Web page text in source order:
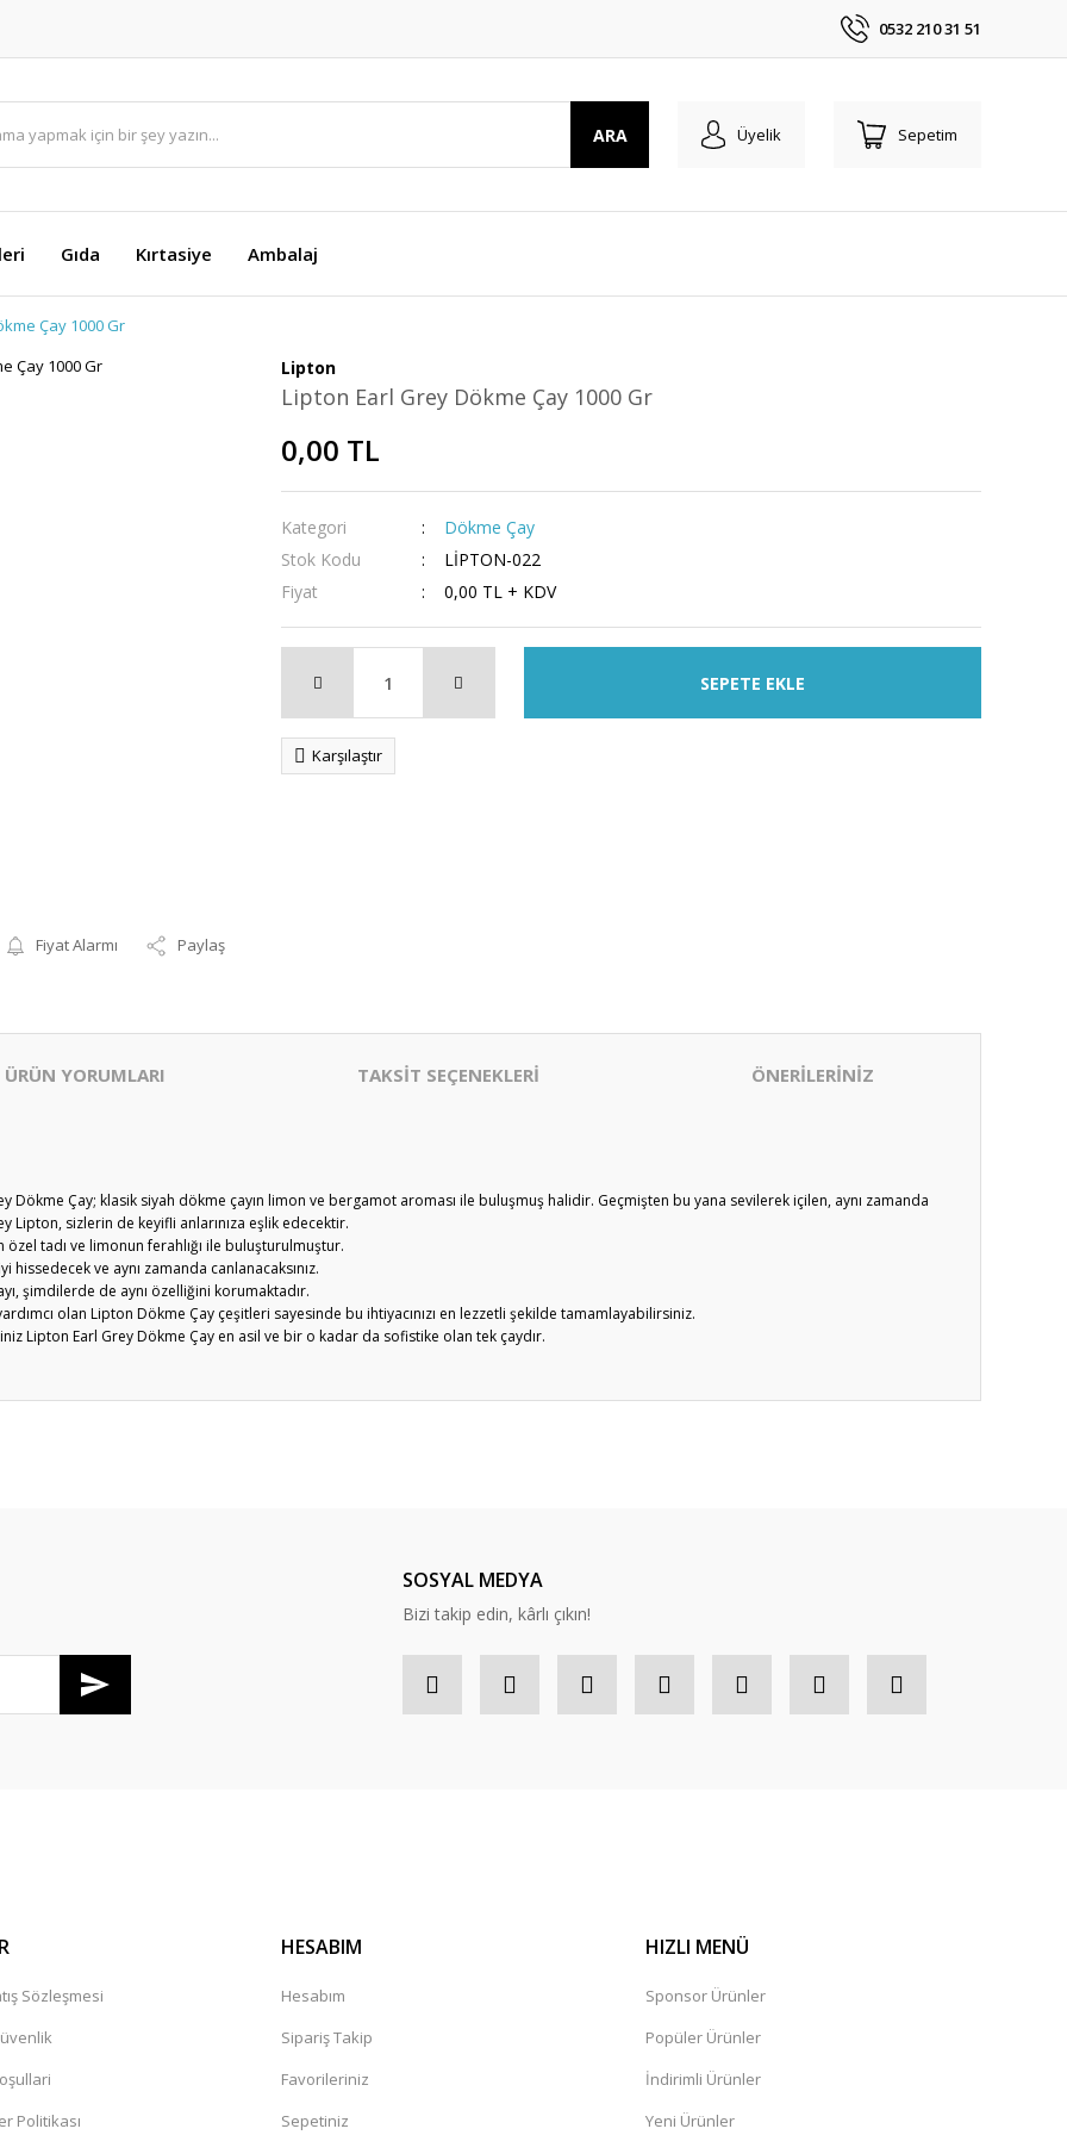
0532 210 31 51
ARA Üyelik Sepetim
Gıda Kırtasiye Ambalaj
Çay 1000 Gr
Fiyat Alarmı Paylaş
Lipton
Lipton Earl Grey Dökme Çay 1000 Gr
0,00 TL
Kategori
Dökme Çay
Stok Kodu
LİPTON-022
Fiyat
0,00 TL + KDV
SEPETE EKLE
Karşılaştır
ÜRÜN YORUMLARI TAKSİT SEÇENEKLERİ ÖNERİLERİNİZ
Dökme Çay; klasik siyah dökme çayın limon ve bergamot aroması ile buluşmuş halidir. Geçmişten bu yana sevilerek içilen, aynı zamanda
Lipton, sizlerin de keyifli anlarınıza eşlik edecektir.
tadı ve limonun ferahlığı ile buluşturulmuştur.
ve aynı zamanda canlanacaksınız.
şimdilerde de aynı özelliğini korumaktadır.
olan Lipton Dökme Çay çeşitleri sayesinde bu ihtiyacınızı en lezzetli şekilde tamamlayabilirsiniz.
Lipton Earl Grey Dökme Çay en asil ve bir o kadar da sofistike olan tek çaydır.
SOSYAL MEDYA
Bizi takip edin, kârlı çıkın!
Sözleşmesi
Politikası
HESABIM
Hesabım
Sipariş Takip
Favorileriniz
Sepetiniz
HIZLI MENÜ
Sponsor Ürünler
Popüler Ürünler
İndirimli Ürünler
Yeni Ürünler